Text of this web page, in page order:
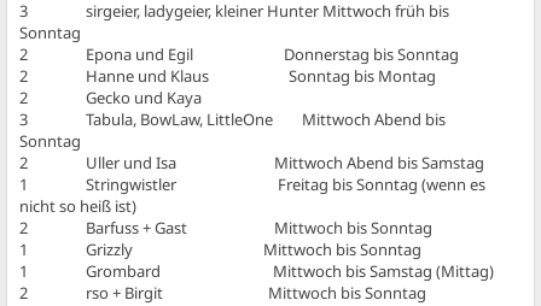
3 sirgeier, ladygeier, kleiner Hunter Mittwoch früh bis
Sonntag
2 Epona und Egil Donnerstag bis Sonntag
2 Hanne und Klaus Sonntag bis Montag
2 Gecko und Kaya
3 Tabula, BowLaw, LittleOne Mittwoch Abend bis
Sonntag
2 Uller und Isa Mittwoch Abend bis Samstag
1 Stringwistler Freitag bis Sonntag (wenn es
nicht so heiß ist)
2 Barfuss + Gast Mittwoch bis Sonntag
1 Grizzly Mittwoch bis Sonntag
1 Grombard Mittwoch bis Samstag (Mittag)
2 rso + Birgit Mittwoch bis Sonntag